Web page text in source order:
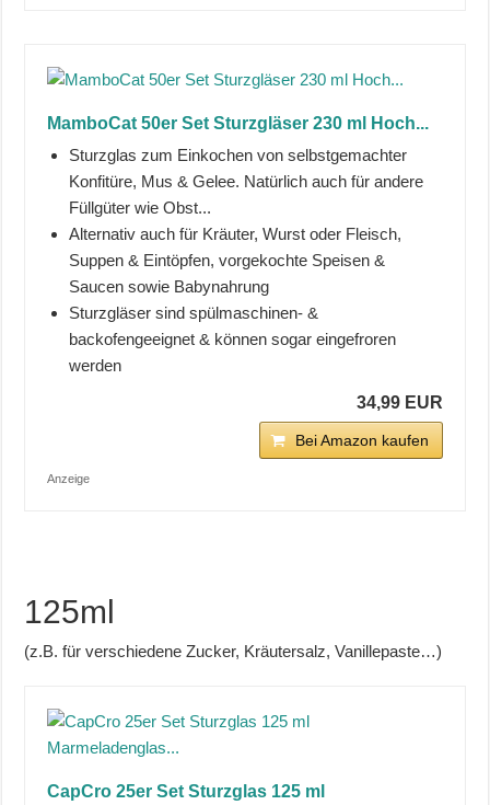
MamboCat 50er Set Sturzgläser 230 ml Hoch...
Sturzglas zum Einkochen von selbstgemachter
Konfitüre, Mus & Gelee. Natürlich auch für andere
Füllgüter wie Obst...
Alternativ auch für Kräuter, Wurst oder Fleisch,
Suppen & Eintöpfen, vorgekochte Speisen &
Saucen sowie Babynahrung
Sturzgläser sind spülmaschinen- &
backofengeeignet & können sogar eingefroren
werden
34,99 EUR
Bei Amazon kaufen
Anzeige
125ml
(z.B. für verschiedene Zucker, Kräutersalz, Vanillepaste…)
CapCro 25er Set Sturzglas 125 ml